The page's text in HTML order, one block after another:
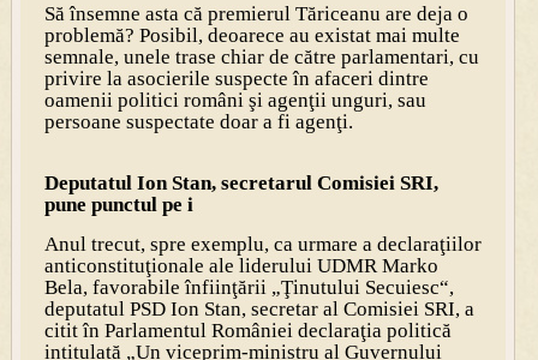
Să însemne asta că premierul Tăriceanu are deja o
problemă? Posibil, deoarece au existat mai multe
semnale, unele trase chiar de către parlamentari, cu
privire la asocierile suspecte în afaceri dintre
oamenii politici români şi agenţii unguri, sau
persoane suspectate doar a fi agenţi.
Deputatul Ion Stan, secretarul Comisiei SRI,
pune punctul pe i
Anul trecut, spre exemplu, ca urmare a declaraţiilor
anticonstituţionale ale liderului UDMR Marko
Bela, favorabile înfiinţării „Ţinutului Secuiesc“,
deputatul PSD Ion Stan, secretar al Comisiei SRI, a
citit în Parlamentul României declaraţia politică
intitulată „Un viceprim-ministru al Guvernului